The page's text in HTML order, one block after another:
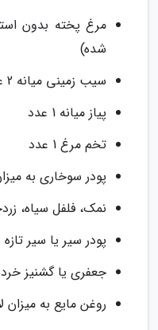
شده)
سیب زمینی میانه 2 عدد
پیاز میانه 1 عدد
تخم مرغ 1 عدد
پودر سوخاری به
نمک، فلفل سیاه،
پودر سیر یا سیر تازه رنده شده
جعفری یا گشنیز خردشده
روغن مایع به میزان